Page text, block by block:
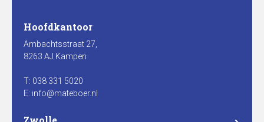
Hoofdkantoor
Ambachtsstraat 27,
8263 AJ Kampen
T: 038 331 5020
E: info@mateboer.nl